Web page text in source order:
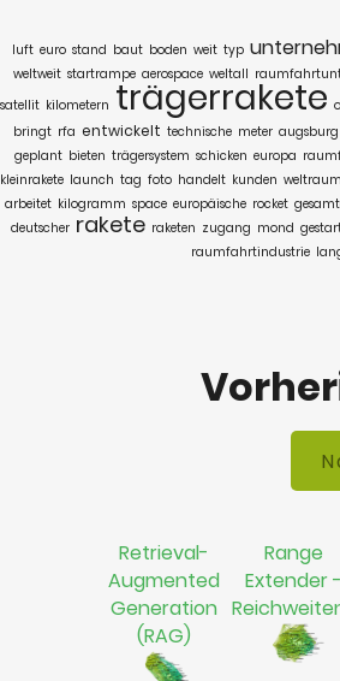
luft euro stand baut boden weit typ
weltweit startrampe aerospace weltall
satellit kilometern trägerrakete
bringt rfa entwickelt technische meter augsburg
geplant bieten trägersystem schicken europa
kleinrakete launch tag foto handelt kunden
arbeitet kilogramm space europäische rocket
deutscher rakete raketen zugang mond
raumfahrtindustrie
Retrieval-
Augmented
Generation
(RAG)
Range
Extender -